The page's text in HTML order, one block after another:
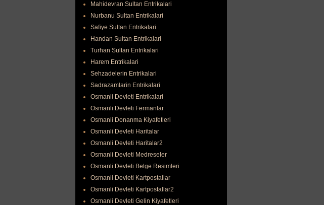
Mahidevran Sultan Entrikalari
Nurbanu Sultan Entrikalari
Safiye Sultan Entrikalari
Handan Sultan Entrikalari
Turhan Sultan Entrikalari
Harem Entrikalari
Sehzadelerin Entrikalari
Sadrazamlarin Entrikalari
Osmanli Devleti Entrikalari
Osmanli Devleti Fermanlar
Osmanli Donanma Kiyafetleri
Osmanli Devleti Haritalar
Osmanli Devleti Haritalar2
Osmanli Devleti Medreseler
Osmanli Devleti Belge Resimleri
Osmanli Devleti Kartpostallar
Osmanli Devleti Kartpostallar2
Osmanli Devleti Gelin Kiyafetleri